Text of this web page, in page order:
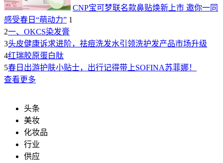
CNP宝可梦联名款鼻贴焕新上市 邀你一同
感受春日“萌动力” 1
2一、OKCS染发膏
3头皮健康诉求进阶，祛痘洗发水引领洗护发产品市场升级
4红瑞胶原蛋白肽
5春日出游护肤小贴士，出行记得带上SOFINA苏菲娜！
查看更多
头条
美妆
化妆品
行业
供应